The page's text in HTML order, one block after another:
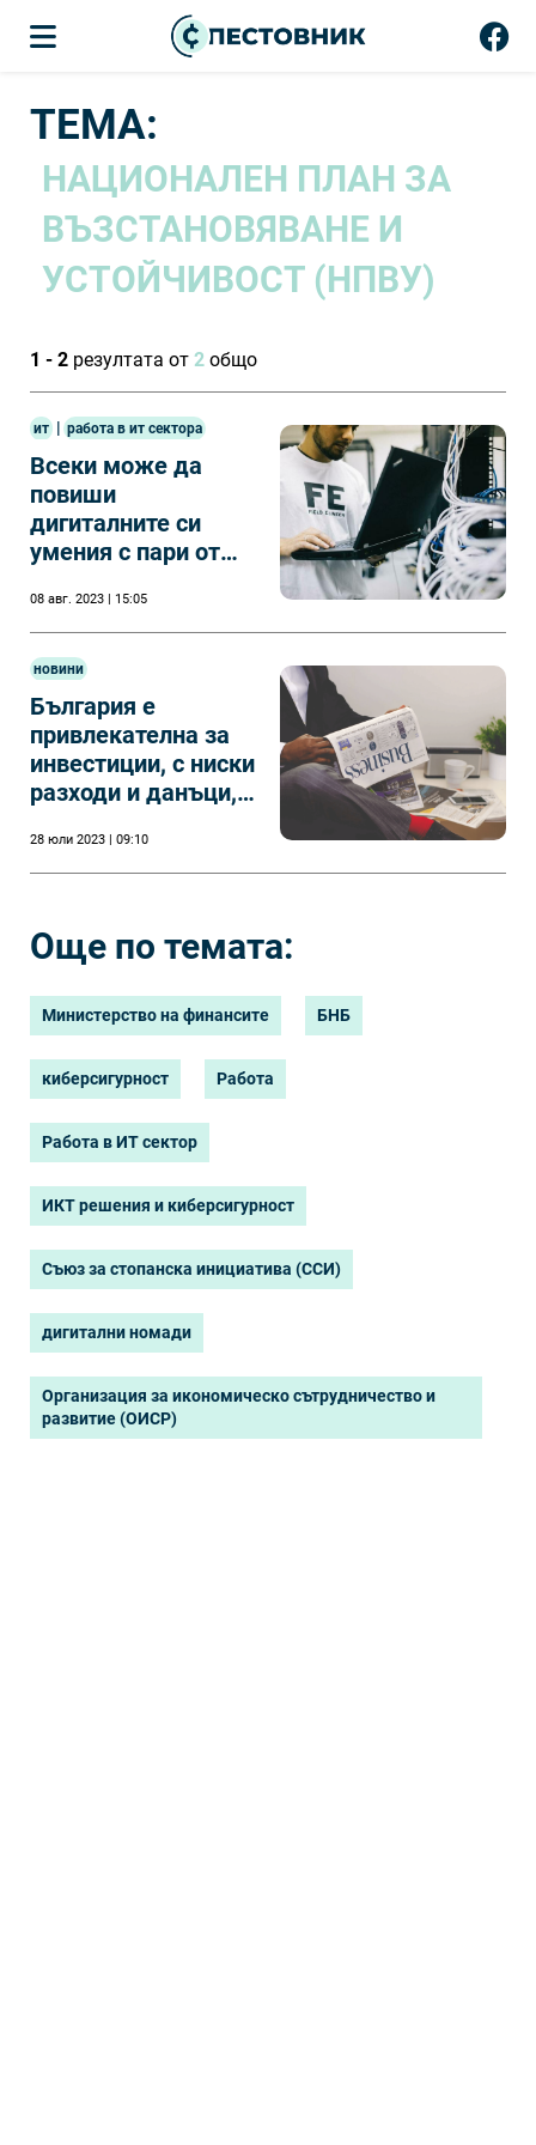
ТЕМА:
НАЦИОНАЛЕН ПЛАН ЗА
ВЪЗСТАНОВЯВАНЕ И
УСТОЙЧИВОСТ (НПВУ)
1 - 2 резултата от 2 общо
ит | работа в ит сектора
Всеки може да
повиши
дигиталните си
умения с пари от
08 авг. 2023 | 15:05
новини
България е
привлекателна за
инвестиции, с ниски
разходи и данъци,
САЩ
28 юли 2023 | 09:10
Още по темата:
Министерство на финансите БНБ
киберсигурност Работа
Работа в ИТ сектор
ИКТ решения и киберсигурност
Съюз за стопанска инициатива (ССИ)
дигитални номади
Организация за икономическо сътрудничество и
развитие (ОИСР)